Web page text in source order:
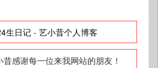
生日记 - 艺小昔个人博客
感谢每一位来我网站的朋友！